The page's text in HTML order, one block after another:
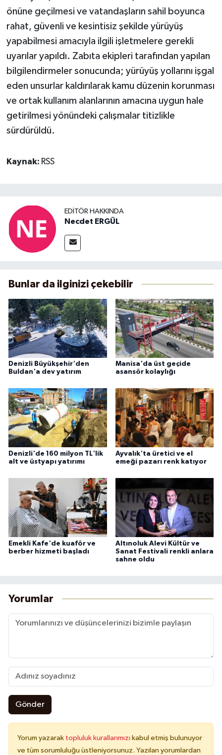
önüne geçilmesi ve vatandaşların sahil boyunca
rahat, güvenli ve kesintisiz şekilde yürüyüş
yapabilmesi amacıyla ilgili işletmelere gerekli
uyarılar yapıldı. Zabıta ekipleri tarafından yapılan
bilgilendirmeler sonucunda; yürüyüş yollarını işgal
eden unsurlar kaldırılarak kamu düzenin korunması
ve ortak kullanım alanlarının amacına uygun hale
getirilmesi yönündeki çalışmalar titizlikle
sürdürüldü.
Kaynak: RSS
EDITÖR HAKKINDA
Necdet ERGÜL
Bunlar da ilginizi çekebilir
Denizli Büyükşehir'den
Buldan'a dev yatırım
Manisa'da üst geçide
asansör kolaylığı
Denizli'de 160 milyon TL'lik
alt ve üstyapı yatırımı
Ayvalık'ta üretici ve el
emeği pazarı renk katıyor
Emekli Kafe'de kuaför ve
berber hizmeti başladı
Altınoluk Alevi Kültür ve
Sanat Festivali renkli anlara
sahne oldu
Yorumlar
Gönder
Yorum yazarak topluluk kurallarımızı kabul etmiş bulunuyor
ve tüm sorumluluğu üstleniyorsunuz. Yazılan yorumlardan